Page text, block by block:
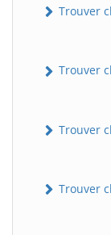
Trouver
Trouver
Trouver
Trouver